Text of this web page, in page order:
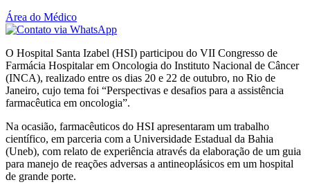
Área do Médico
O Hospital Santa Izabel (HSI) participou do VII Congresso de
Farmácia Hospitalar em Oncologia do Instituto Nacional de Câncer
(INCA), realizado entre os dias 20 e 22 de outubro, no Rio de
Janeiro, cujo tema foi “Perspectivas e desafios para a assistência
farmacêutica em oncologia”.
Na ocasião, farmacêuticos do HSI apresentaram um trabalho
científico, em parceria com a Universidade Estadual da Bahia
(Uneb), com relato de experiência através da elaboração de um guia
para manejo de reações adversas a antineoplásicos em um hospital
de grande porte.